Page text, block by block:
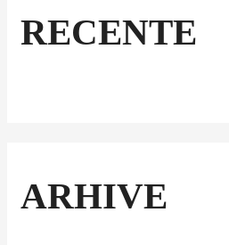
RECENTE
ARHIVE